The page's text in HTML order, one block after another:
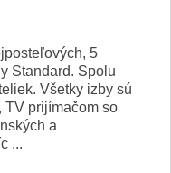
5
Standard. Spolu
Všetky izby sú
TV prijímačom so
a
...